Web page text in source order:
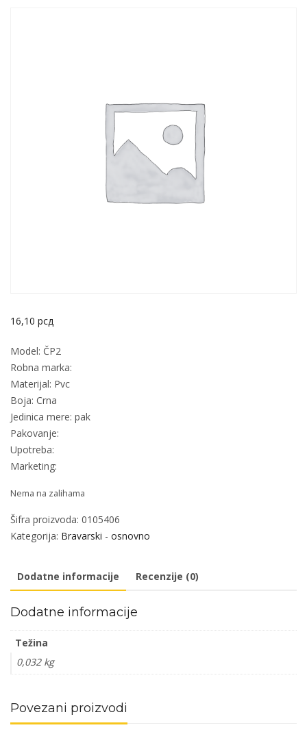
16,10 рсд
Model: ČP2
Robna marka:
Materijal: Pvc
Boja: Crna
Jedinica mere: pak
Pakovanje:
Upotreba:
Marketing:
Nema na zalihama
Šifra proizvoda: 0105406
Kategorija: Bravarski - osnovno
Dodatne informacije Recenzije (0)
Dodatne informacije
Težina
0,032 kg
Povezani proizvodi